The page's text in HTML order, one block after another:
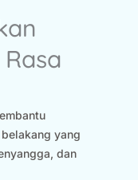
yang
dan